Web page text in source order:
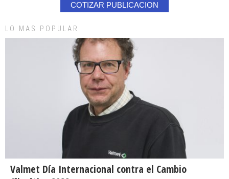
COTIZAR PUBLICACION
LO MAS POPULAR
Valmet Día Internacional contra el Cambio